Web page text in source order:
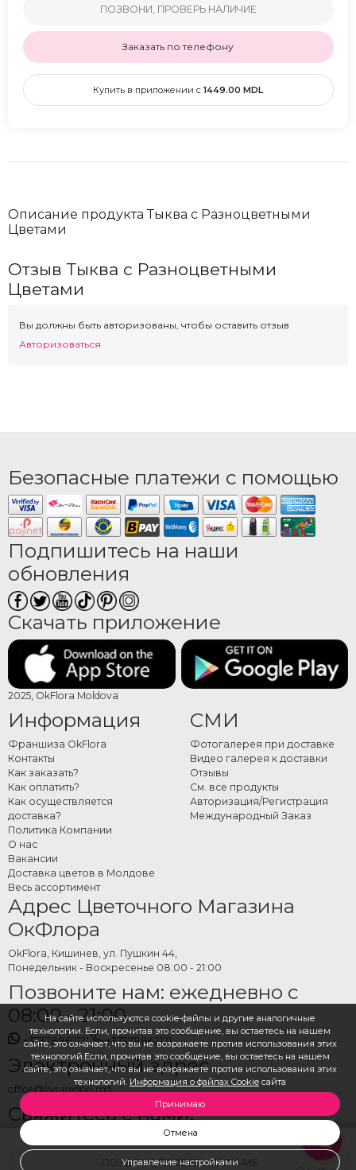
На сайте используются cookie-файлы и другие аналогичные
технологии. Если, прочитав это сообщение, вы остаетесь на нашем
сайте, это означает, что вы не возражаете против использования этих
технологий.Если, прочитав это сообщение, вы остаетесь на нашем
сайте, это означает, что вы не возражаете против использования этих
технологий. Информация о файлах Cookie сайта
Принимаю
Отмена
Управление настройками
ПОЗВОНИ, ПРОВЕРЬ НАЛИЧИЕ
ПОЗВОНИ, ПРОВЕРЬ НАЛИЧИЕ
Заказать по телефону
Купить в приложении с 1449.00 MDL
Описание продукта Тыква с Разноцветными
Цветами
Отзыв Тыква с Разноцветными
Цветами
Вы должны быть авторизованы, чтобы оставить отзыв
Авторизоваться
Безопасные платежи с помощью
Подпишитесь на наши
обновления
Скачать приложение
2025, OkFlora Moldova
Информация
Франшиза OkFlora
Контакты
Как заказать?
Как оплатить?
Как осуществляется
доставка?
Политика Компании
О нас
Вакансии
Доставка цветов в Молдове
Весь ассортимент
СМИ
Фотогалерея при доставке
Видео галерея к доставки
Отзывы
См. все продукты
Авторизация/Регистрация
Международный Заказ
Адрес Цветочного Магазина
ОкФлора
OkFlora, Кишинев, ул. Пушкин 44,
Понедельник - Воскресенье 08:00 - 21:00
Позвоните нам: ежедневно с
08:00 - 21:00
+37378862121 +37378862121
Электронный адрес
office@livrareflori.md
Свяжитесь с нами:
whatsapp